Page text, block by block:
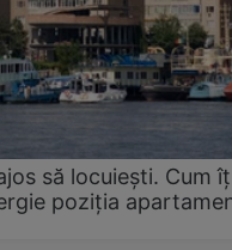
să locuiești. Cum
poziția